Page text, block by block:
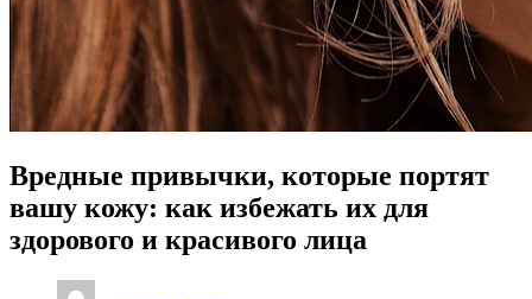
Вредные привычки, которые портят
вашу кожу: как избежать их для
здорового и красивого лица